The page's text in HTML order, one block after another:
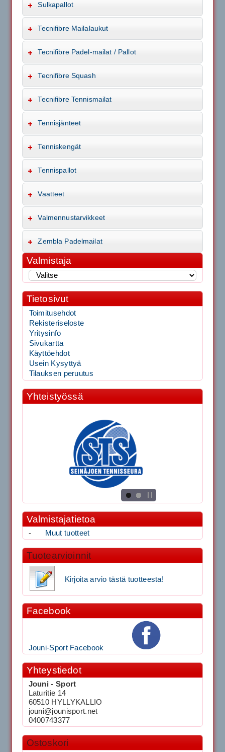
Sulkapallot
Tecnifibre Mailalaukut
Tecnifibre Padel-mailat / Pallot
Tecnifibre Squash
Tecnifibre Tennismailat
Tennisjänteet
Tenniskengät
Tennispallot
Vaatteet
Valmennustarvikkeet
Zembla Padelmailat
Valmistaja
Tietosivut
Toimitusehdot
Rekisteriseloste
Yritysinfo
Sivukartta
Käyttöehdot
Usein Kysyttyä
Tilauksen peruutus
Yhteistyössä
Valmistajatietoa
- Muut tuotteet
Tuotearvioinnit
Kirjoita arvio tästä tuotteesta!
Facebook
Jouni-Sport Facebook
Yhteystiedot
Jouni - Sport
Laturitie 14
60510 HYLLYKALLIO
jouni@jounisport.net
0400743377
Ostoskori